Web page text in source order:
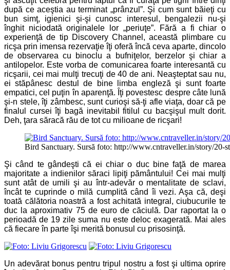
după ce aceştia au terminat „prânzul”. Şi cum sunt băieţi cu
bun simţ, igienici şi-şi cunosc interesul, bengalezii nu-şi
înghit niciodată originalele lor „periuţe”. Fără a fi chiar o
experienţă de tip Discovery Channel, această plimbare cu
ricşa prin imensa rezervaţie îţi oferă încă ceva aparte, dincolo
de observarea cu binoclu a bufniţelor, berzelor şi chiar a
antilopelor. Este vorba de comunicarea foarte interesantă cu
ricşarii, cei mai mulţi trecuţi de 40 de ani. Neaşteptat sau nu,
ei stăpânesc destul de bine limba engleză şi sunt foarte
empatici, cel puţin în aparenţă. Îţi povestesc despre câte lună
şi-n stele, îţi zâmbesc, sunt curioşi să-ţi afle viaţa, doar că pe
finalul cursei îţi bagă inevitabil fitilul cu bacşişul mult dorit.
Deh, ţara săracă rău de tot cu milioane de ricşari!
Bird Sanctuary. Sursă foto: http://www.cntraveller.in/story/20-
Şi când te gândeşti că ei chiar o duc bine faţă de marea
majoritate a indienilor săraci lipiţi pământului! Cei mai mulţi
sunt atât de umili şi au într-adevăr o mentalitate de sclavi,
încât te cuprinde o milă cumplită când îi vezi. Aşa că, deşi
toată călătoria noastră a fost achitată integral, ciubucurile te
duc la aproximativ 75 de euro de căciulă. Dar raportat la o
perioadă de 19 zile suma nu este deloc exagerată. Mai ales
că fiecare în parte îşi merită bonusul cu prisosinţă.
Un adevărat bonus pentru tripul nostru a fost şi ultima oprire